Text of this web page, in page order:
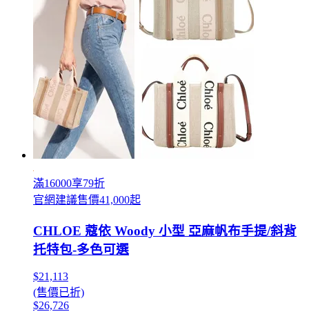
滿16000享79折
官網建議售價41,000起
CHLOE 蔻依 Woody 小型 亞麻帆布手提/斜背
托特包-多色可選
$21,113
(售價已折)
$26,726